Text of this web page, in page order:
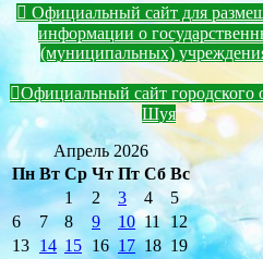
Официальный сайт для
информации о
(муниципальных)
Официальный сайт городского
Шуя
Апрель 2026
Пн Вт Ср Чт Пт Сб Вс
1
2 3 4
5
6
7 8 9 10 11 12
13 14 15 16 17 18 19